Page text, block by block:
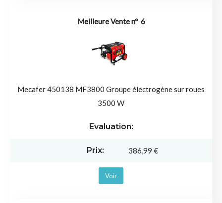
6
Mecafer 450138 MF3800 Groupe électrogène sur roues
3500 W
386,99 €
Voir